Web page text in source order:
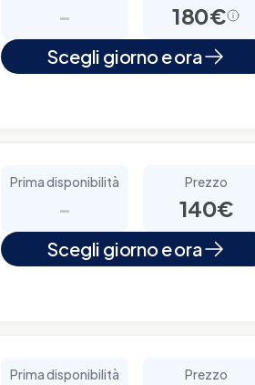
- 180€
Scegli giorno e ora
Prima disponibilità
-
Prezzo
140€
Scegli giorno e ora
Prima disponibilità Prezzo